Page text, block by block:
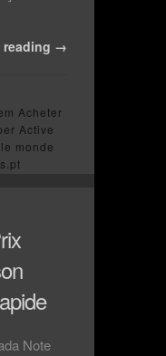
reading →
Acheter
Active
monde
Note